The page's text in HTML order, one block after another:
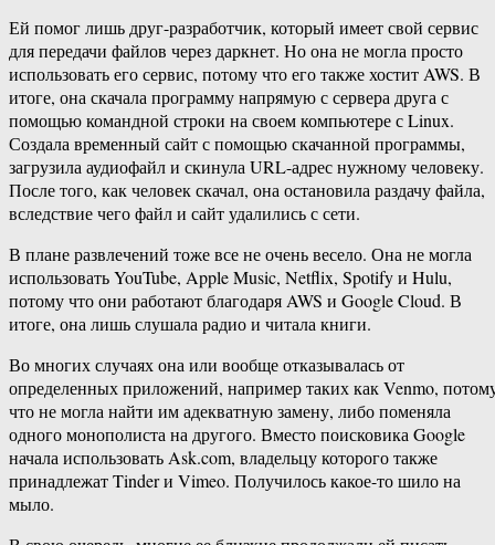
Ей помог лишь друг-разработчик, который имеет свой сервис
для передачи файлов через даркнет. Но она не могла просто
использовать его сервис, потому что его также хостит AWS. В
итоге, она скачала программу напрямую с сервера друга с
помощью командной строки на своем компьютере с Linux.
Создала временный сайт с помощью скачанной программы,
загрузила аудиофайл и скинула URL-адрес нужному человеку.
После того, как человек скачал, она остановила раздачу файла,
вследствие чего файл и сайт удалились с сети.
В плане развлечений тоже все не очень весело. Она не могла
использовать YouTube, Apple Music, Netflix, Spotify и Hulu,
потому что они работают благодаря AWS и Google Cloud. В
итоге, она лишь слушала радио и читала книги.
Во многих случаях она или вообще отказывалась от
определенных приложений, например таких как Venmo,
что не могла найти им адекватную замену, либо поменяла
одного монополиста на другого. Вместо поисковика Google
начала использовать Ask.com, владельцу которого также
принадлежат Tinder и Vimeo. Получилось какое-то шило на
мыло.